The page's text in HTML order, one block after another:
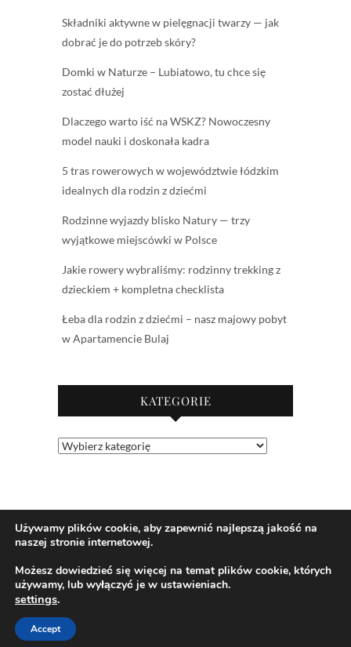
Składniki aktywne w pielęgnacji twarzy — jak
dobrać je do potrzeb skóry?
Domki w Naturze – Lubiatowo, tu chce się
zostać dłużej
Dlaczego warto iść na WSKZ? Nowoczesny
model nauki i doskonała kadra
5 tras rowerowych w województwie łódzkim
idealnych dla rodzin z dziećmi
Rodzinne wyjazdy blisko Natury — trzy
wyjątkowe miejscówki w Polsce
Jakie rowery wybraliśmy: rodzinny trekking z
dzieckiem + kompletna checklista
Łeba dla rodzin z dziećmi – nasz majowy pobyt
w Apartamencie Bulaj
KATEGORIE
Kategorie
lifestylowy
Używamy plików cookie, aby zapewnić najlepszą jakość na
naszej stronie internetowej.
Możesz dowiedzieć się więcej na temat plików cookie, których
używamy, lub wyłączyć je w ustawieniach.
settings.
Accept